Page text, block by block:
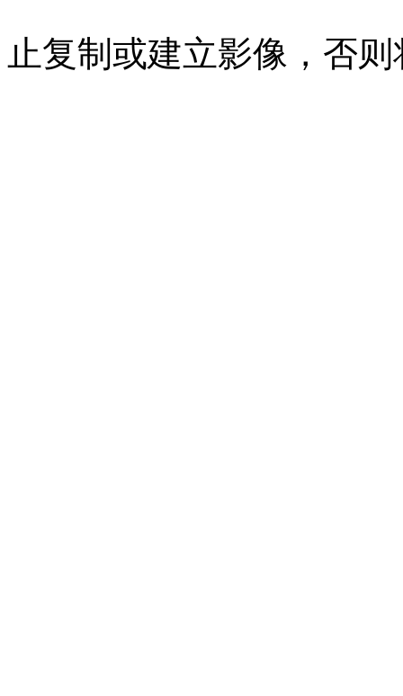
止复制或建立影像，否